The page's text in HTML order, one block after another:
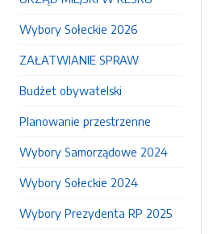
Wybory Sołeckie 2026
ZAŁATWIANIE SPRAW
Budżet obywatelski
Planowanie przestrzenne
Wybory Samorządowe 2024
Wybory Sołeckie 2024
Wybory Prezydenta RP 2025